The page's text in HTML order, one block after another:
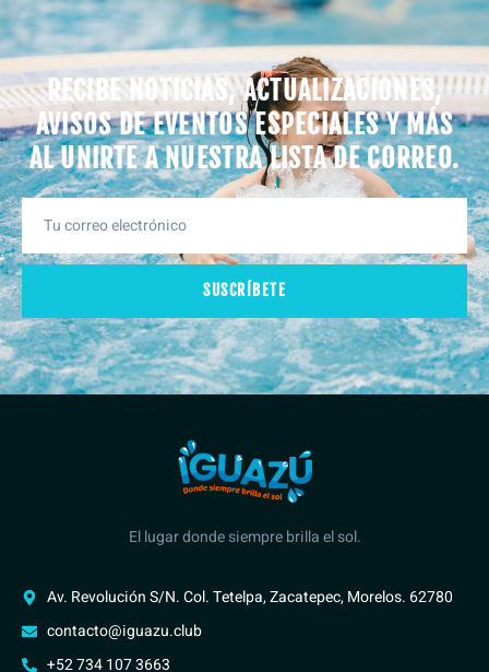
RECIBE NOTICIAS, ACTUALIZACIONES,
AVISOS DE EVENTOS ESPECIALES Y MÁS
AL UNIRTE A NUESTRA LISTA DE CORREO.
SUSCRÍBETE
El lugar donde siempre brilla el sol.
Av. Revolución S/N. Col. Tetelpa, Zacatepec, Morelos. 62780
contacto@iguazu.club
+52 734 107 3663